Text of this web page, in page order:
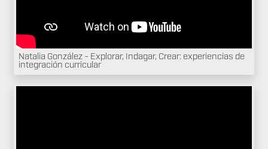
Natalia González - Explorar, Indagar, Crear: experiencias de
integración curricular